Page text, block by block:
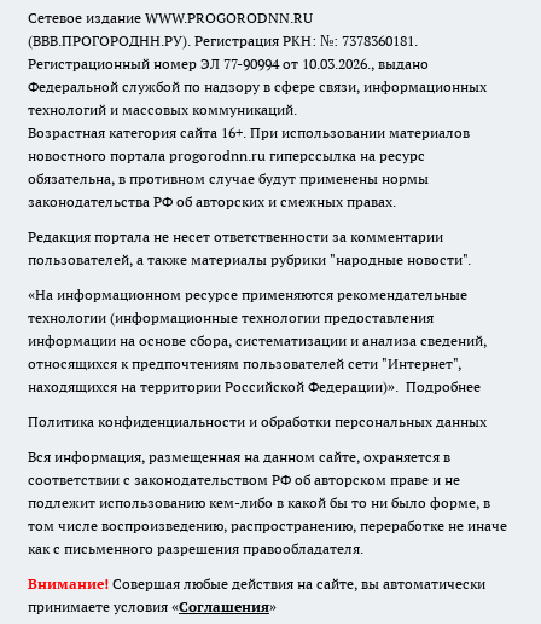
Сетевое издание WWW.PROGORODNN.RU
(ВВВ.ПРОГОРОДНН.РУ). Регистрация РКН: №: 7378360181.
Регистрационный номер ЭЛ 77-90994 от 10.03.2026., выдано
Федеральной службой по надзору в сфере связи, информационных
технологий и массовых коммуникаций.
Возрастная категория сайта 16+. При использовании материалов
новостного портала progorodnn.ru гиперссылка на ресурс
обязательна, в противном случае будут применены нормы
законодательства РФ об авторских и смежных правах.
Редакция портала не несет ответственности за комментарии
пользователей, а также материалы рубрики "народные новости".
«На информационном ресурсе применяются рекомендательные
технологии (информационные технологии предоставления
информации на основе сбора, систематизации и анализа сведений,
относящихся к предпочтениям пользователей сети "Интернет",
находящихся на территории Российской Федерации)». Подробнее
Политика конфиденциальности и обработки персональных данных
Вся информация, размещенная на данном сайте, охраняется в
соответствии с законодательством РФ об авторском праве и не
подлежит использованию кем-либо в какой бы то ни было форме, в
том числе воспроизведению, распространению, переработке не иначе
как с письменного разрешения правообладателя.
Внимание! Совершая любые действия на сайте, вы автоматически
принимаете условия «Cоглашения»